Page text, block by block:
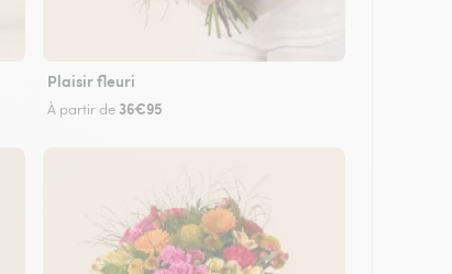
Plaisir fleuri
À partir de 36€95